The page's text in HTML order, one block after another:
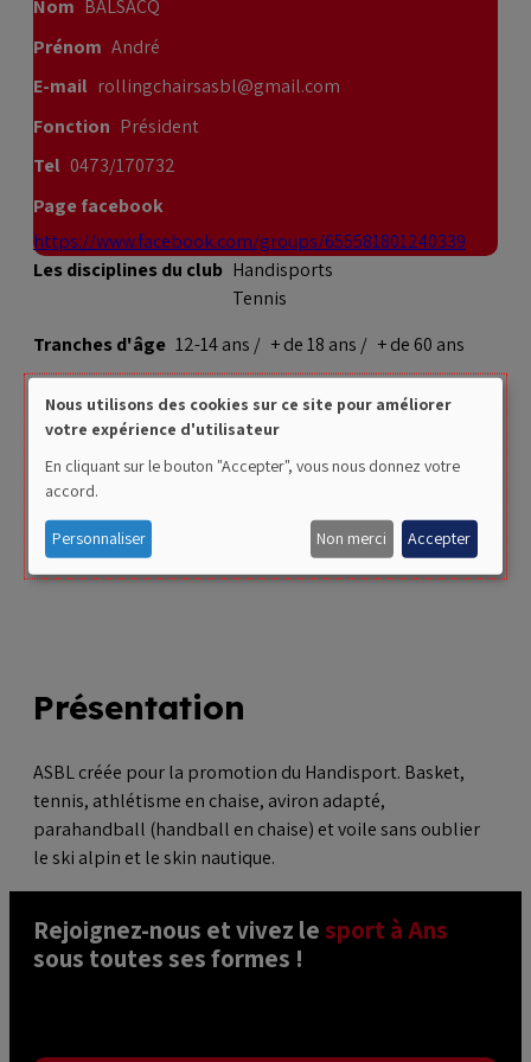
Les disciplines du club Handisports
Tennis
Tranches d'âge 12-14 ans + de 18 ans + de 60 ans
Horaires
mardi 12h30 - 14h30
Présentation
ASBL créée pour la promotion du Handisport. Basket,
tennis, athlétisme en chaise, aviron adapté,
parahandball (handball en chaise) et voile sans oublier
le ski alpin et le skin nautique.
Nom BALSACQ
Prénom André
E-mail rollingchairsasbl@gmail.com
Fonction Président
Tel 0473/170732
Page facebook
https://www.facebook.com/groups/655581801240339
Rejoignez-nous et vivez le sport à Ans
sous toutes ses formes !
Use
of
personal
data
and
Nous utilisons des cookies sur ce site pour améliorer
votre expérience d'utilisateur
En cliquant sur le bouton "Accepter", vous nous donnez votre
accord.
Personnaliser Non merci Accepter